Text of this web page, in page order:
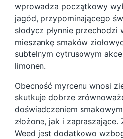
wprowadza początkowy
jagód, przypominającego
słodycz płynnie przechodzi
mieszankę smaków
subtelnym cytrusowym
limonen.
Obecność myrcenu wnosi
skutkuje dobrze
doświadczeniem
złożone, jak i zapraszające.
Weed jest dodatkowo